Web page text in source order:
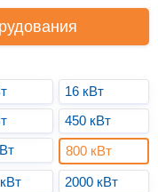
16 кВт
450 кВт
800 кВт
2000 кВт